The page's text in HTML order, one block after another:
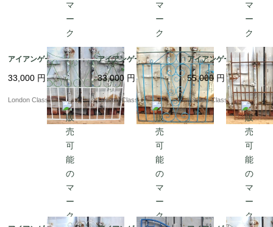
アイアンゲート?ｂV
33,000 円
London Classics
アイアンゲート?ｂU
33,000 円
London Classics
アイアンゲート?ｂT
55,000 円
London Classics